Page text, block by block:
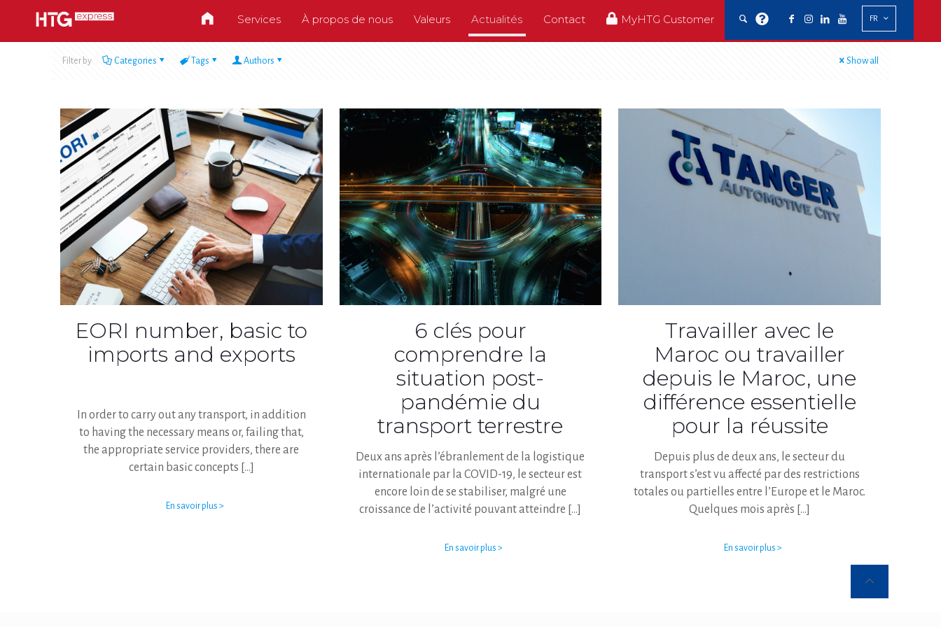
Services À propos de nous Valeurs Actualités Contact MyHTG Customer FR
Filter by Categories Tags Authors Show all
EORI number, basic to
imports and exports
In order to carry out any transport, in addition
to having the necessary means or, failing that,
the appropriate service providers, there are
certain basic concepts […]
En savoir plus >
6 clés pour
comprendre la
situation post-
pandémie du
transport terrestre
Deux ans après l’ébranlement de la logistique
internationale par la COVID-19, le secteur est
encore loin de se stabiliser, malgré une
croissance de l’activité pouvant atteindre […]
En savoir plus >
Travailler avec le
Maroc ou travailler
depuis le Maroc, une
différence essentielle
pour la réussite
Depuis plus de deux ans, le secteur du
transport s’est vu affecté par des restrictions
totales ou partielles entre l’Europe et le Maroc.
Quelques mois après […]
En savoir plus >